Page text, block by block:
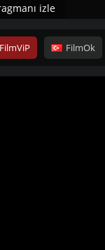
izle
FilmViP FilmOk